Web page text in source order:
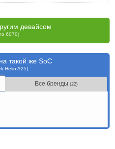
девайсом
6070)
такой же SoC
Helio A25)
Все бренды(22)